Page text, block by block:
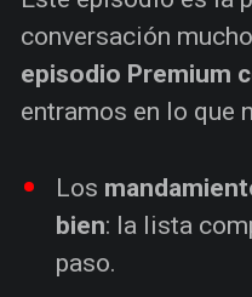
conversación
episodio Premium
entramos en lo que
Los
bien: la lista
paso.